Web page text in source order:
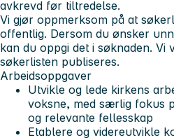
avkrevd før tiltredelse.
Vi gjør oppmerksom på at
offentlig. Dersom du ønsker
kan du oppgi det i søknaden. Vi
søkerlisten publiseres.
Arbeidsoppgaver
Utvikle og lede kirkens
voksne, med særlig fokus
og relevante fellesskap
Etablere og videreutvikle